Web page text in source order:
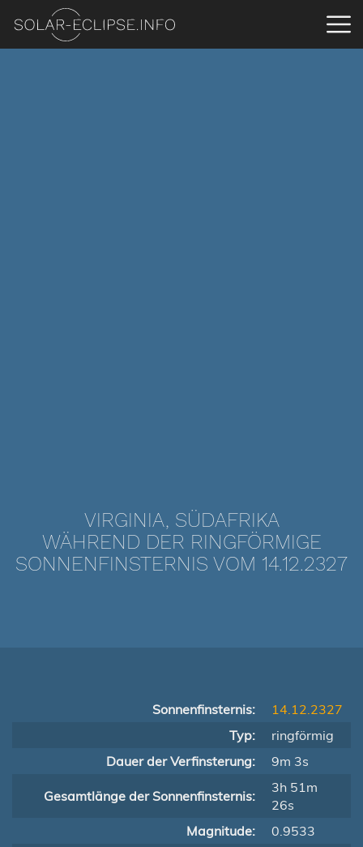
VIRGINIA, SÜDAFRIKA
WÄHREND DER RINGFÖRMIGE
SONNENFINSTERNIS VOM 14.12.2327
Sonnenfinsternis:
14.12.2327
Typ:
ringförmig
Dauer der Verfinsterung:
9m 3s
Gesamtlänge der Sonnenfinsternis:
3h 51m
26s
Magnitude:
0.9533